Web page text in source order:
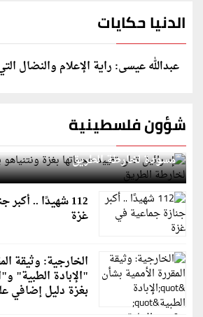
الدنيا حكايات
عبدالله عيسى: راية الإعلام والنضال
شؤون فلسطينية
إسرائيل تعلن تقييد هجماتها بغزة
مسودة لخارطة الطريق
112 شهيدًا ..
غزة
الخارجية: وثيقة
"الإبادة الطبية"
بغزة دليل إضافي